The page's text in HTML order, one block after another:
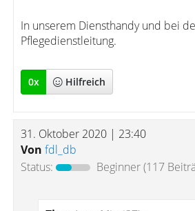
In unserem Diensthandy und bei
Pflegedienstleitung.
0x Hilfreich
31. Oktober 2020 | 23:40
Von fdl_db
Status:
Beginner(117